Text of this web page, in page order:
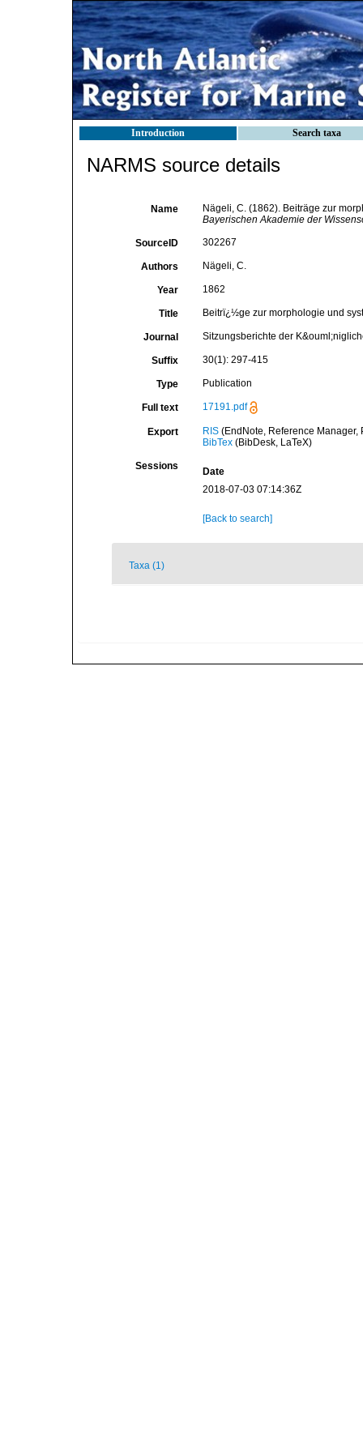
Introduction Search taxa
NARMS source details
Name
Nägeli, C. (1862). Beiträge zur
Bayerischen Akademie der
SourceID 302267
Authors Nägeli, C.
Year 1862
Title Beitrï¿½ge zur morphologie und
Journal Sitzungsberichte der
Suffix 30(1): 297-415
Type Publication
Full text 17191.pdf
Export RIS(EndNote, Reference Manager,
BibTex(BibDesk, LaTeX)
Sessions
Date
2018-07-03 07:14:36Z
[Back to search]
Taxa (1)